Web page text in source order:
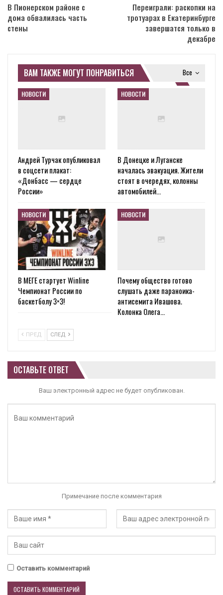
В Пионерском районе с
дома обвалилась часть
стены
Переиграли: раскопки на
тротуарах в Екатеринбурге
завершатся только в
декабре
Все
ВАМ ТАКЖЕ МОГУТ ПОНРАВИТЬСЯ
НОВОСТИ
Андрей Турчак опубликовал
в соцсети плакат:
«Донбасс — сердце
России»
НОВОСТИ
В Донецке и Луганске
началась эвакуация. Жители
стоят в очередях, колонны
автомобилей…
НОВОСТИ
В МЕГЕ стартует Winline
Чемпионат России по
баскетболу 3×3!
НОВОСТИ
Почему общество готово
слушать даже параноика-
антисемита Ивашова.
Колонка Олега…
ПРЕД СЛЕД
ОСТАВЬТЕ ОТВЕТ
Ваш электронный адрес не будет опубликован.
Примечание после комментария
Оставить комментарий